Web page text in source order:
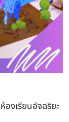
องเรียนอัจฉริยะ